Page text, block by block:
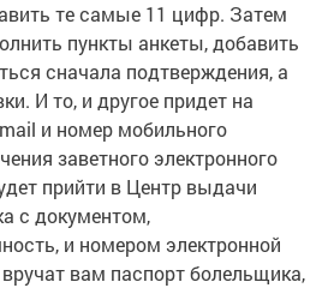
те самые 11 цифр. Затем
пункты анкеты, добавить
сначала подтверждения, а
И то, и другое придет на
и номер мобильного
заветного электронного
прийти в Центр выдачи
с документом,
и номером электронной
вам паспорт болельщика,